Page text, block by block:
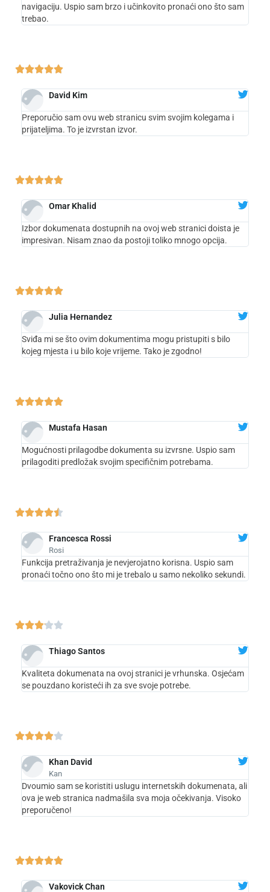
navigaciju. Uspio sam brzo i učinkovito pronaći ono što sam
trebao.

David Kim
Preporučio sam ovu web stranicu svim svojim kolegama i
prijateljima. To je izvrstan izvor.

Omar Khalid
Izbor dokumenata dostupnih na ovoj web stranici doista je
impresivan. Nisam znao da postoji toliko mnogo opcija.

Julia Hernandez
Sviđa mi se što ovim dokumentima mogu pristupiti s bilo
kojeg mjesta i u bilo koje vrijeme. Tako je zgodno!

Mustafa Hasan
Mogućnosti prilagodbe dokumenta su izvrsne. Uspio sam
prilagoditi predložak svojim specifičnim potrebama.

Francesca Rossi
Rosi
Funkcija pretraživanja je nevjerojatno korisna. Uspio sam
pronaći točno ono što mi je trebalo u samo nekoliko sekundi.

Thiago Santos
Kvaliteta dokumenata na ovoj stranici je vrhunska. Osjećam
se pouzdano koristeći ih za sve svoje potrebe.

Khan David
Kan
Dvoumio sam se koristiti uslugu internetskih dokumenata, ali
ova je web stranica nadmašila sva moja očekivanja. Visoko
preporučeno!

Vakovick Chan